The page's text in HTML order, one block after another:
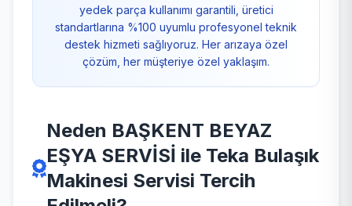
yedek parça kullanımı garantili, üretici
standartlarına %100 uyumlu profesyonel teknik
destek hizmeti sağlıyoruz. Her arızaya özel
çözüm, her müşteriye özel yaklaşım.
Neden BAŞKENT BEYAZ
EŞYA SERVİSİ ile Teka Bulaşık
Makinesi Servisi Tercih